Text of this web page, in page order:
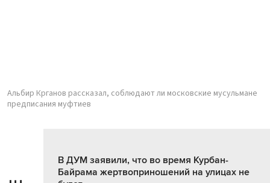
Альбир Крганов рассказал, соблюдают ли московские мусульмане
предписания муфтиев
В ДУМ заявили, что во время Курбан-
Байрама жертвоприношений на улицах не